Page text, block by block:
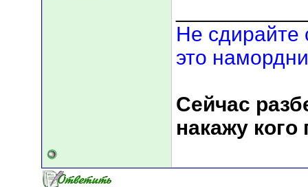
Не сдирайте
это
Сейчас
накажу кого